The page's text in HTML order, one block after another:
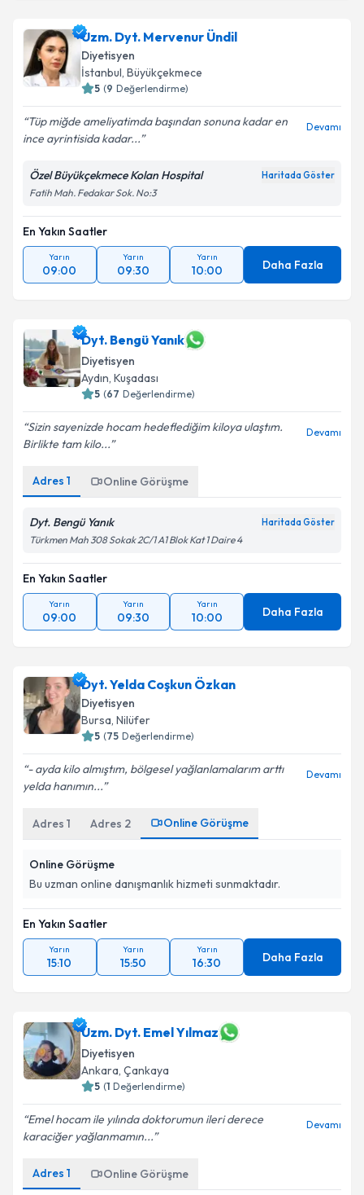
Uzm. Dyt. Mervenur Ündil
Diyetisyen
İstanbul, Büyükçekmece
5 (9 Değerlendirme)
Tüp miğde ameliyatimda başından sonuna kadar en
ince ayrintisida kadar...
Devamı
Özel Büyükçekmece Kolan Hospital Haritada Göster
Fatih Mah. Fedakar Sok. No:3
En Yakın Saatler
Yarın
09:00
Yarın
09:30
Yarın
10:00 Daha Fazla
Dyt. Bengü Yanık
Diyetisyen
Aydın, Kuşadası
5 (67 Değerlendirme)
Sizin sayenizde hocam hedeflediğim kiloya ulaştım.
Birlikte tam kilo...
Devamı
Adres 1 Online Görüşme
Dyt. Bengü Yanık Haritada Göster
Türkmen Mah 308 Sokak 2C/1 A1 Blok Kat 1 Daire 4
En Yakın Saatler
Yarın
09:00
Yarın
09:30
Yarın
10:00 Daha Fazla
Dyt. Yelda Coşkun Özkan
Diyetisyen
Bursa, Nilüfer
5 (75 Değerlendirme)
- ayda kilo almıştım, bölgesel yağlanlamalarım arttı
yelda hanımın...
Devamı
Adres 1 Adres 2 Online Görüşme
Online Görüşme
Bu uzman online danışmanlık hizmeti sunmaktadır.
En Yakın Saatler
Yarın
15:10
Yarın
15:50
Yarın
16:30 Daha Fazla
Uzm. Dyt. Emel Yılmaz
Diyetisyen
Ankara, Çankaya
5 (1 Değerlendirme)
Emel hocam ile yılında doktorumun ileri derece
karaciğer yağlanmamın...
Devamı
Adres 1 Online Görüşme